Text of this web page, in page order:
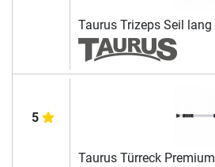
Taurus Trizeps Seil lang
5
Taurus Türreck Premium